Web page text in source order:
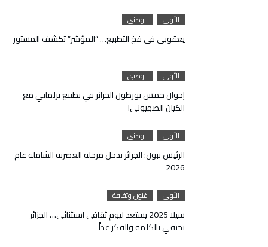
الأولى الوطني
يعقوبي في فخ التطبيع… “المؤشر” تكشف المستور
الأولى الوطني
إخوان حمس يورطون الجزائر في تطبيع برلماني مع
الكيان الصهيوني!
الأولى الوطني
الرئيس تبون: الجزائر تدخل مرحلة العصرنة الشاملة عام
2026
الأولى فنون وثقافة
سيلا 2025 يستعد ليوم ثقافي استثنائي… الجزائر
تحتفي بالكلمة والفكر غداً